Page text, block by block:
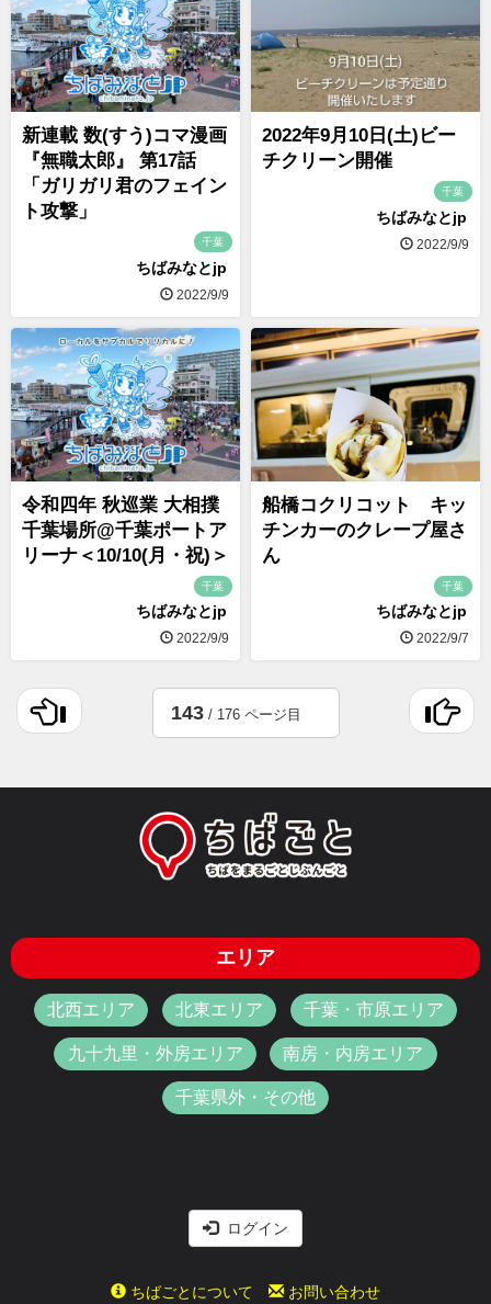
新連載 数(すう)コマ漫画
『無職太郎』 第17話
「ガリガリ君のフェイン
ト攻撃」
千葉
ちばみなとjp
2022/9/9
2022年9月10日(土)ビー
チクリーン開催
千葉
ちばみなとjp
2022/9/9
令和四年 秋巡業 大相撲
千葉場所@千葉ポートア
リーナ＜10/10(月・祝)＞
千葉
ちばみなとjp
2022/9/9
船橋コクリコット キッ
チンカーのクレープ屋さ
ん
千葉
ちばみなとjp
2022/9/7
143/ 176 ページ目
エリア
北西エリア 北東エリア 千葉・市原エリア
九十九里・外房エリア 南房・内房エリア
千葉県外・その他
ログイン
ちばごとについて お問い合わせ